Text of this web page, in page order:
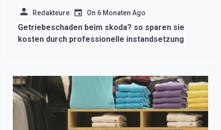
Redakteure On 6 Monaten Ago
Getriebeschaden beim skoda? so sparen sie
kosten durch professionelle instandsetzung